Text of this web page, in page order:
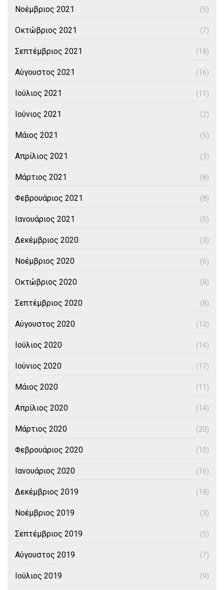
Νοέμβριος 2021 (5)
Οκτώβριος 2021 (7)
Σεπτέμβριος 2021 (18)
Αύγουστος 2021 (16)
Ιούλιος 2021 (11)
Ιούνιος 2021 (2)
Μάιος 2021 (5)
Απρίλιος 2021 (3)
Μάρτιος 2021 (8)
Φεβρουάριος 2021 (8)
Ιανουάριος 2021 (5)
Δεκέμβριος 2020 (3)
Νοέμβριος 2020 (6)
Οκτώβριος 2020 (8)
Σεπτέμβριος 2020 (8)
Αύγουστος 2020 (13)
Ιούλιος 2020 (14)
Ιούνιος 2020 (17)
Μάιος 2020 (11)
Απρίλιος 2020 (14)
Μάρτιος 2020 (20)
Φεβρουάριος 2020 (10)
Ιανουάριος 2020 (16)
Δεκέμβριος 2019 (18)
Νοέμβριος 2019 (3)
Σεπτέμβριος 2019 (5)
Αύγουστος 2019 (7)
Ιούλιος 2019 (9)